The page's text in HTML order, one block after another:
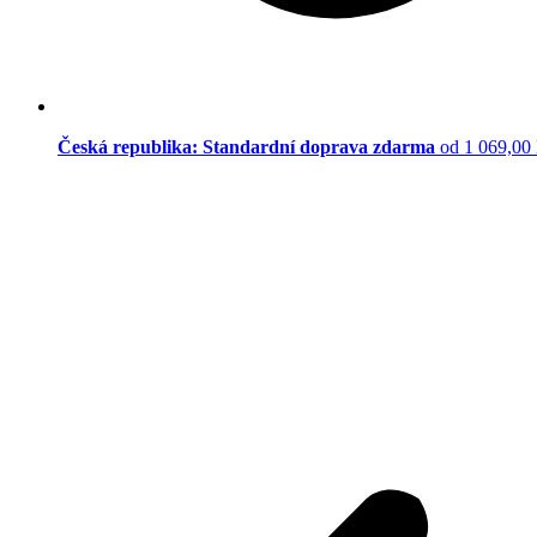
Česká republika: Standardní doprava zdarma od 1 069,00